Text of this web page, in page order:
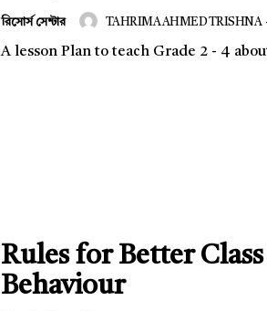
রিসোর্স সেন্টার TAHRIMA AHMED TRISHNA
A lesson Plan to teach Grade 2 - 4
Rules for Better
Behaviour